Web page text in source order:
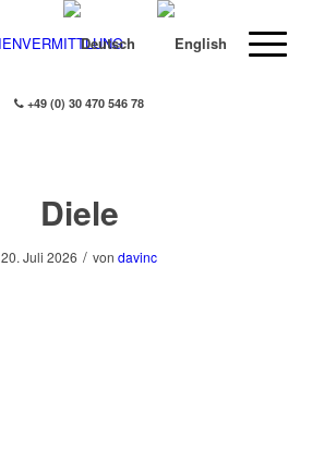
+49 (0) 30 470 546 78
Diele
20. Juli 2026 / vondavinc